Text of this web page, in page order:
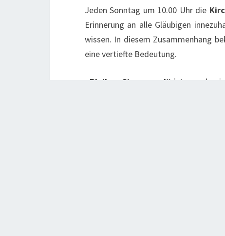
Jeden Sonntag um 10.00 Uhr die
Erinnerung an alle Gläubigen
wissen. In diesem Zusammenhang
eine vertiefte Bedeutung.
„Bleiben Sie gesund“ ist gerade